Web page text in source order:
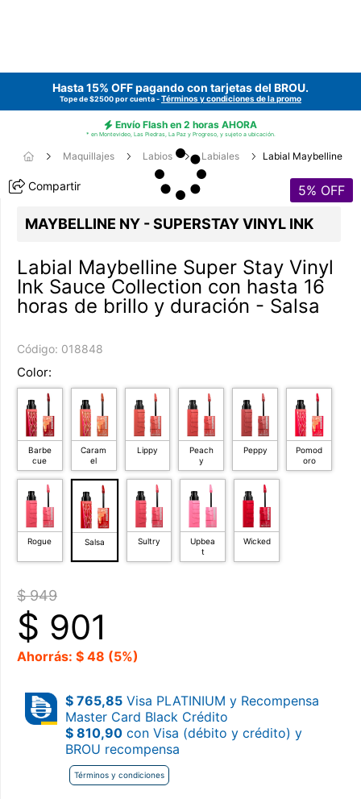
Hasta 15% OFF pagando con tarjetas del BROU.
Tope de $2500 por cuenta -Términos y condiciones de la promo
Envío Flash en 2 horas AHORA
* en Montevideo, Las Piedras, La Paz y Progreso, y sujeto a ubicación.
Maquillajes Labios Labiales Labial Maybelline
Compartir 5% OFF
MAYBELLINE NY - SUPERSTAY VINYL INK
Labial Maybelline Super Stay Vinyl
Ink Sauce Collection con hasta 16
horas de brillo y duración - Salsa
Código: 018848
Color:
Barbe
cue
Caram
el
Lippy
Peach
y
Peppy
Pomod
oro
Rogue Salsa Sultry
Upbea
t
Wicked
$ 949
$ 901
Ahorrás: $ 48 (5%)
$ 765,85 Visa PLATINIUM y Recompensa
Master Card Black Crédito
$ 810,90 con Visa (débito y crédito) y
BROU recompensa
Términos y condiciones